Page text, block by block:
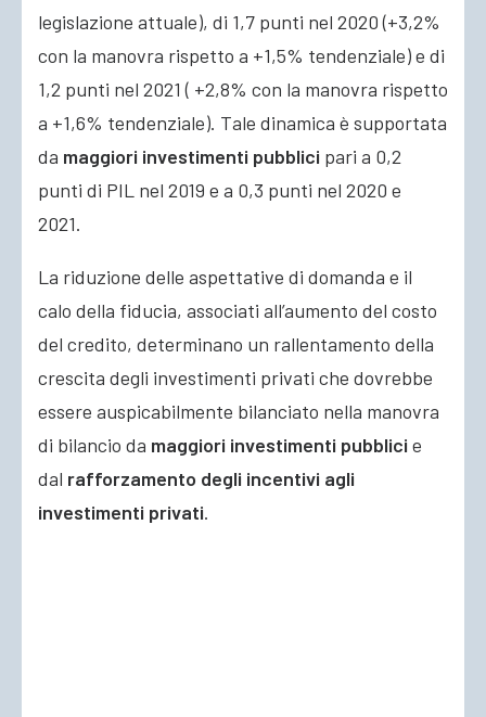
legislazione attuale), di 1,7 punti nel 2020 (+3,2%
con la manovra rispetto a +1,5% tendenziale) e di
1,2 punti nel 2021 ( +2,8% con la manovra rispetto
a +1,6% tendenziale). Tale dinamica è supportata
da maggiori investimenti pubblici pari a 0,2
punti di PIL nel 2019 e a 0,3 punti nel 2020 e
2021.
La riduzione delle aspettative di domanda e il
calo della fiducia, associati all’aumento del costo
del credito, determinano un rallentamento della
crescita degli investimenti privati che dovrebbe
essere auspicabilmente bilanciato nella manovra
di bilancio da maggiori investimenti pubblici e
dal rafforzamento degli incentivi agli
investimenti privati.